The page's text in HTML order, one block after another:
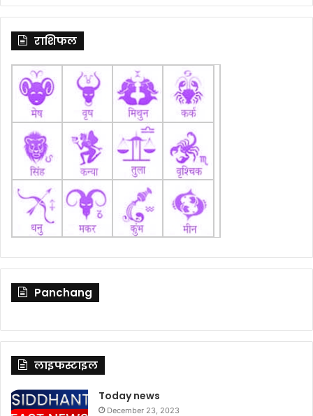
राशिफल
Panchang
लाइफस्टाइल
Today news
December 23, 2023